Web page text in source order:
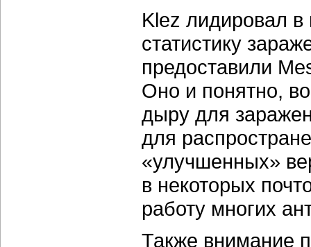
Klez лидировал
статистику
предоставили
Оно и понятно,
дыру для
для
«улучшенных»
в некоторых
работу многих
Также внимание